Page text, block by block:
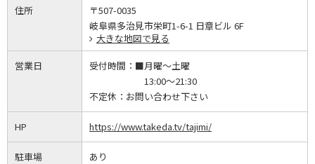
住所
〒507-0035
岐阜県多治見市栄町1-6-1 日章ビル 6F
大きな地図で見る
営業日 受付時間： ■月曜～土曜
13:00～21:30
不定休： お問い合わせ下さい
HP https://www.takeda.tv/tajimi/
駐車場
あり